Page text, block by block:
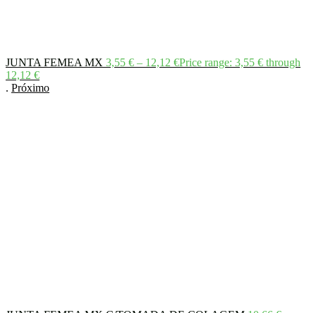
JUNTA FEMEA MX 3,55 € – 12,12 €Price range: 3,55 € through
12,12 €
. Próximo